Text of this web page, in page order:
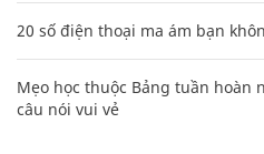
20 số điện thoại ma ám bạn
Mẹo học thuộc Bảng tuần hoàn
câu nói vui vẻ